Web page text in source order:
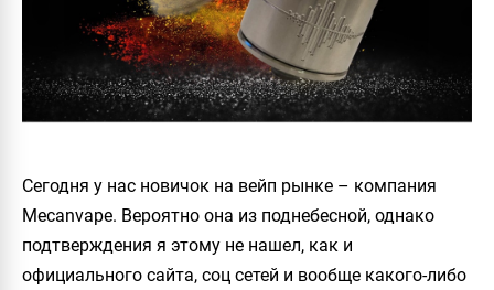
Сегодня у нас новичок на вейп рынке – компания
Mecanvape. Вероятно она из поднебесной, однако
подтверждения я этому не нашел, как и
официального сайта, соц сетей и вообще какого-либо